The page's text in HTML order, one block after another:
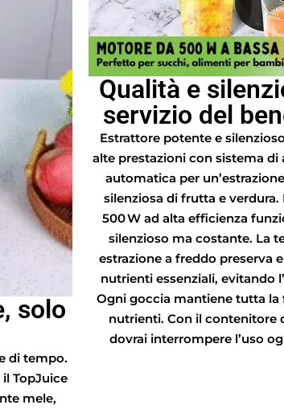
solo
di tempo.
il TopJuice
mele,
Qualità e
servizio del
Estrattore potente e
alte prestazioni con sistema di
automatica per
silenziosa di frutta e
500 W ad alta efficienza
silenzioso ma costante. La
estrazione a freddo preserva
nutrienti essenziali, evitando
Ogni goccia mantiene tutta la
nutrienti. Con il contenitore
dovrai interrompere l’uso